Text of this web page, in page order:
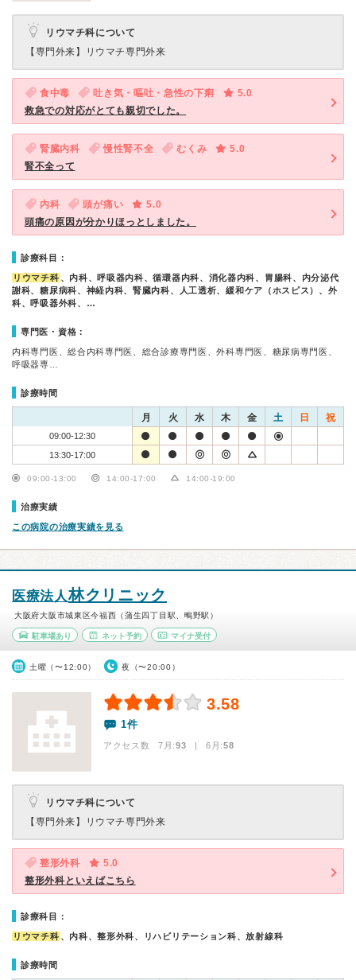
リウマチ科について
【専門外来】
リウマチ専門外来
食中毒 吐き気・嘔吐・急性の下痢
5.0
救急での対応がとても親切でした。
腎臓内科 慢性腎不全 むくみ
5.0
腎不全って
内科 頭が痛い
5.0
頭痛の原因が分かりほっとしました。
診療科目：
リウマチ科 、内科、呼吸器内科、循環器内科、消化器内科、胃腸科、内分泌代
謝科、糖尿病科、神経内科、腎臓内科、人工透析、緩和ケア（ホスピス）、外
科、呼吸器外科、…
専門医・資格：
内科専門医、総合内科専門医、総合診療専門医、外科専門医、糖尿病専門医、
呼吸器専…
診療時間
月 火 水 木 金 土 日 祝
09:00-12:30
13:30-17:00
09:00-13:00 14:00-17:00 14:00-19:00
治療実績
この病院の治療実績を見る
医療法人林クリニック
大阪府大阪市城東区今福西（蒲生四丁目駅、鴫野駅）
駐車場あり ネット予約 マイナ受付
土曜（〜12:00） 夜（〜20:00）
3.58
1件
アクセス数 7月:93 | 6月:58
リウマチ科について
【専門外来】
リウマチ専門外来
整形外科
5.0
整形外科といえばこちら
診療科目：
リウマチ科 、内科、整形外科、リハビリテーション科、放射線科
診療時間